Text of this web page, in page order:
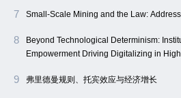
7 Small-Scale Mining and the Law:
8
Beyond Technological Determinism:
Empowerment Driving Digitalizing in
9 弗里德曼规则、托宾效应与经济增长